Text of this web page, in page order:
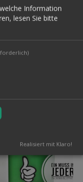
PACK
Information
lesen Sie bitte
Realisiert mit Klaro!